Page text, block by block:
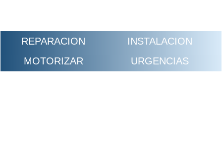
REPARACION
INSTALACION
MOTORIZAR
URGENCIAS